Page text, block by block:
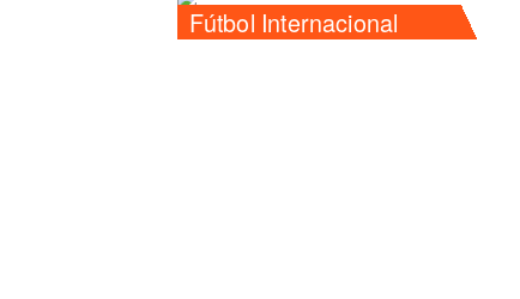
Fútbol Internacional